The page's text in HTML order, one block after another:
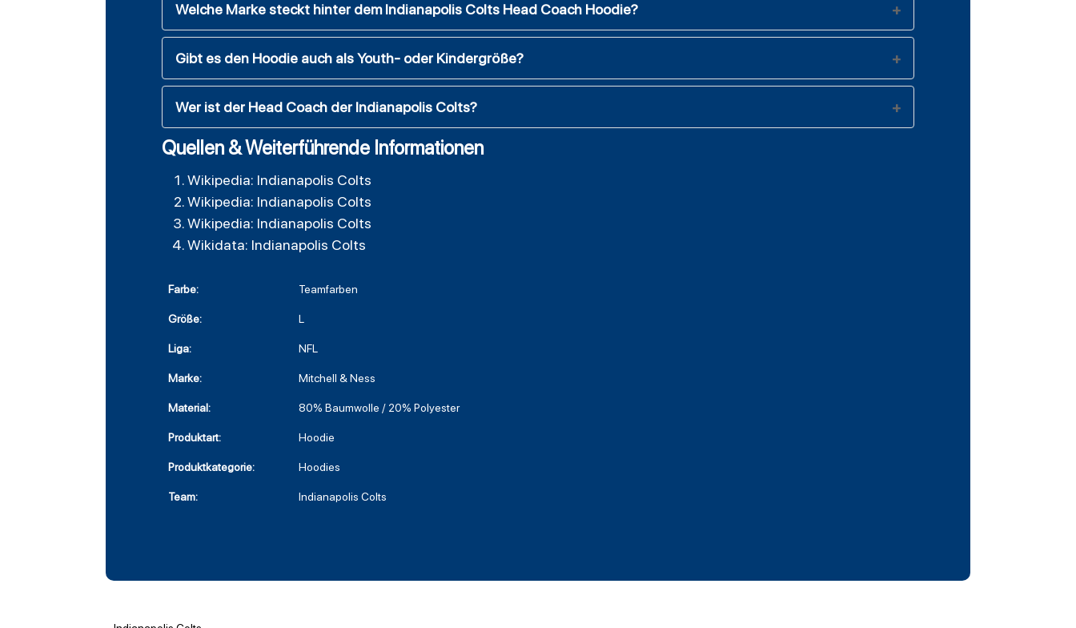
Welche Marke steckt hinter dem Indianapolis Colts Head Coach Hoodie?
Gibt es den Hoodie auch als Youth- oder Kindergröße?
Wer ist der Head Coach der Indianapolis Colts?
Quellen & Weiterführende Informationen
Wikipedia: Indianapolis Colts
Wikipedia: Indianapolis Colts
Wikipedia: Indianapolis Colts
Wikidata: Indianapolis Colts
Farbe: Teamfarben
Größe: L
Liga: NFL
Marke: Mitchell & Ness
Material: 80% Baumwolle / 20% Polyester
Produktart: Hoodie
Produktkategorie: Hoodies
Team: Indianapolis Colts